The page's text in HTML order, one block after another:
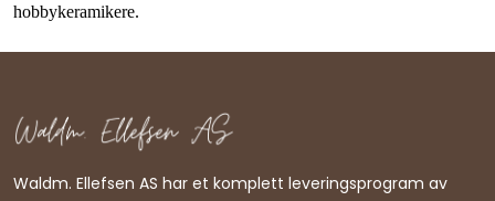
hobbykeramikere.
Waldm. Ellefsen AS har et komplett leveringsprogram av